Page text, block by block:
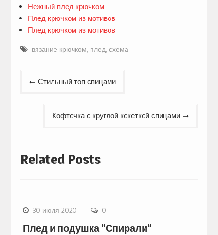
Нежный плед крючком
Плед крючком из мотивов
Плед крючком из мотивов
вязание крючком, плед, схема
Навигация
Стильный топ спицами
Кофточка с круглой кокеткой спицами
Related Posts
30 июля 2020 0
Плед и подушка “Спирали”